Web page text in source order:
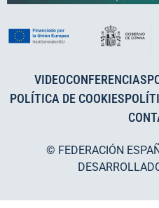
VIDEOCONFERENCIAS
POLÍTICA DE COOKIES
© FEDERACIÓN